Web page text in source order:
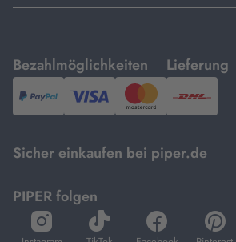
Bezahlmöglichkeiten
mit
PayPal,Visa
und
Lieferung
mit
DHL.
Sicher einkaufen bei piper.de
PIPER folgen
öffnet
in
öffnet
in
öffnet
in
öffnet
in